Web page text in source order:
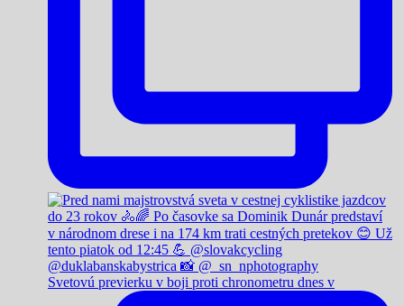
Svetovú previerku v boji proti chronometru dnes v